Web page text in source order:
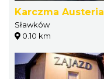
Karczma Austeria
Sławków
0.10 km